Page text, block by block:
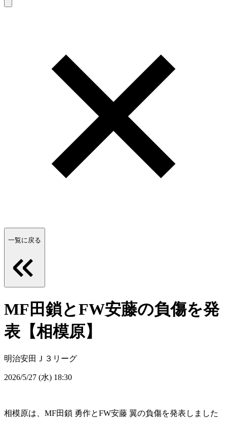
一覧に戻る
MF田鎖とFW安藤の負傷を発
表【相模原】
明治安田Ｊ３リーグ
2026/5/27 (水) 18:30
相模原は、MF田鎖 勇作とFW安藤 翼の負傷を発表しました